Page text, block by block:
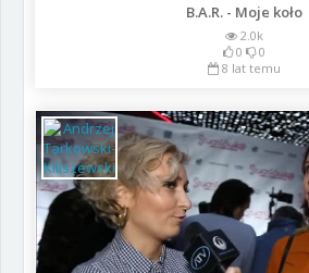
B.A.R. - Moje koło
2.0k
0
0
8 lat temu